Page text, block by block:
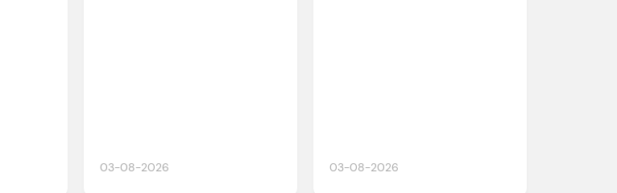
03-08-2026 03-08-2026